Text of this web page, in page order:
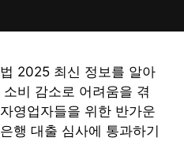
2025 최신 정보를 알아
비 감소로 어려움을 겪
영업자들을 위한 반가운
행 대출 심사에 통과하기